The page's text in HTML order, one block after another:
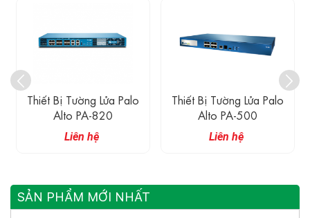
Thiết Bị Tường Lửa Palo
Alto PA-820
Liên hệ
Thiết Bị Tường Lửa Palo
Alto PA-500
Liên hệ
SẢN PHẨM MỚI NHẤT